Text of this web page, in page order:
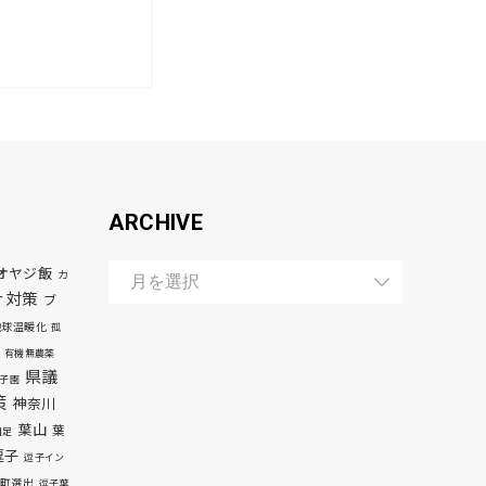
ヤジ飯 カ
対策 ブ
球温暖化 孤
有機無農薬
園
県議
神奈川
足 葉山 葉
子 逗子イン
選出 逗子葉
ARCHIVE